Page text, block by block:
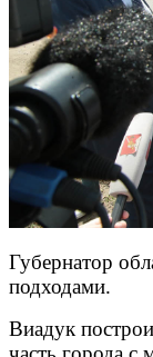
Губернатор
подходами.
Виадук